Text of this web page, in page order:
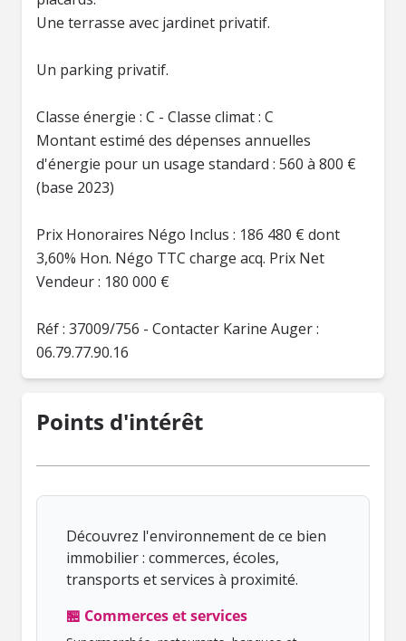
Une terrasse avec jardinet privatif.
Un parking privatif.
Classe énergie : C - Classe climat : C
Montant estimé des dépenses annuelles
d'énergie pour un usage standard : 560 à 800 €
(base 2023)
Prix Honoraires Négo Inclus : 186 480 € dont
3,60% Hon. Négo TTC charge acq. Prix Net
Vendeur : 180 000 €
Réf : 37009/756 - Contacter Karine Auger :
06.79.77.90.16
Points d'intérêt
Découvrez l'environnement de ce bien
immobilier : commerces, écoles,
transports et services à proximité.
🏪 Commerces et services